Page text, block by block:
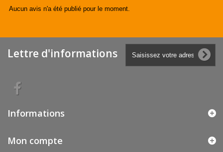
Aucun avis n'a été publié pour le moment.
Lettre d'informations
Informations
Mon compte